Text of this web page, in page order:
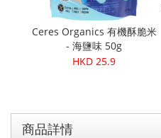
Ceres Organics 有機酥脆米
- 海鹽味 50g
HKD 25.9
商品詳情